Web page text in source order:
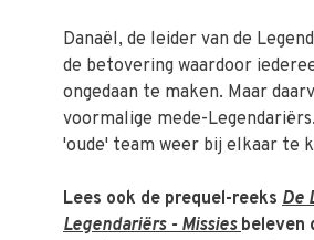
Danaël, de leider van de
de betovering waardoor
ongedaan te maken. Maar
voormalige mede-
'oude' team weer bij elkaar te
Lees ook de prequel-reeks De
Legendariërs - Missiesbeleven